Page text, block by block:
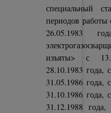
специальный
периодов работы
26.05.1983
изъяты> с
28.10.1983 года,
31.05.1986 года,
31.10.1986 года,
31.12.1988